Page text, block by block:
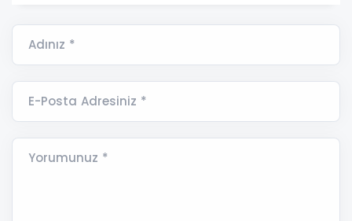
Adınız *
E-Posta Adresiniz *
Yorumunuz *